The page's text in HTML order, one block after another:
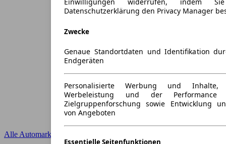
Alle Automarken
Einwilligungen widerrufen, indem
Datenschutzerklärung den Privacy Manager
Zwecke
Genaue Standortdaten und Identifikation
Endgeräten
Personalisierte Werbung und Inhalte,
Werbeleistung und der
Zielgruppenforschung sowie Entwicklung
von Angeboten
Essentielle Seitenfunktionen